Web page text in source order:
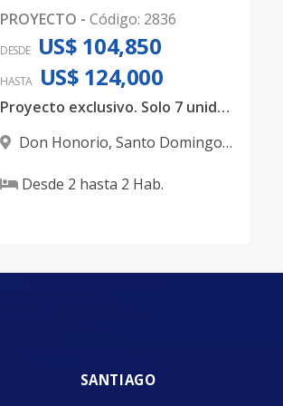
PROYECTO - Código: 2836
DESDE US$ 104,850
HASTA US$ 124,000
Proyecto exclusivo. Solo 7 unidades disponibles. ⁣
Don Honorio, Santo Domingo
Desde 2 hasta 2 Hab.
SANTIAGO